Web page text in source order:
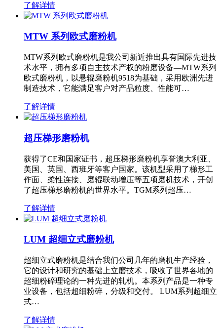
了解详情
MTW 系列欧式磨粉机
MTW系列欧式磨粉机是我公司新近推出具有国际先进技
术水平，拥有多项自主技术产权的粉磨设备—MTW系列
欧式磨粉机，以悬辊磨粉机9518为基础，采用欧洲先进
制造技术，它能满足客户对产品粒度、性能可…
了解详情
超压梯形磨粉机
获得了CE和国家证书，超压梯形磨粉机享誉澳大利亚、
美国、英国、西班牙等客户国家。该机型采用了梯形工
作面、柔性连接、磨辊联动增压等五项磨机技术，开创
了超压梯形磨粉机的世界水平。TGM系列超压…
了解详情
LUM 超细立式磨粉机
超细立式磨粉机是结合我们公司几年的磨机生产经验，
它的设计和研究的基础上立磨技术，吸收了世界各地的
超细粉碎理论的一种先进的轧机。本系列产品是一种专
业设备，包括超细粉碎，分级和交付。 LUM系列超细立
式…
了解详情